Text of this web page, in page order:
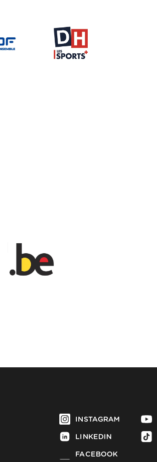
INSTAGRAM
LINKEDIN
FACEBOOK